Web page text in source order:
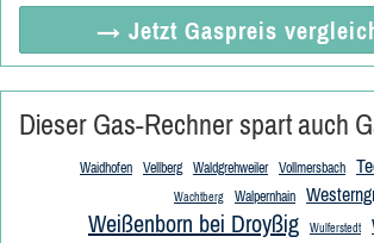
→ Jetzt Gaspreis
Dieser Gas-Rechner spart auch
Waidhofen Vellberg Waldgrehweiler Vollmersbach
Wachtberg Walpernhain
Weißenborn bei Droyßig Wulferstedt